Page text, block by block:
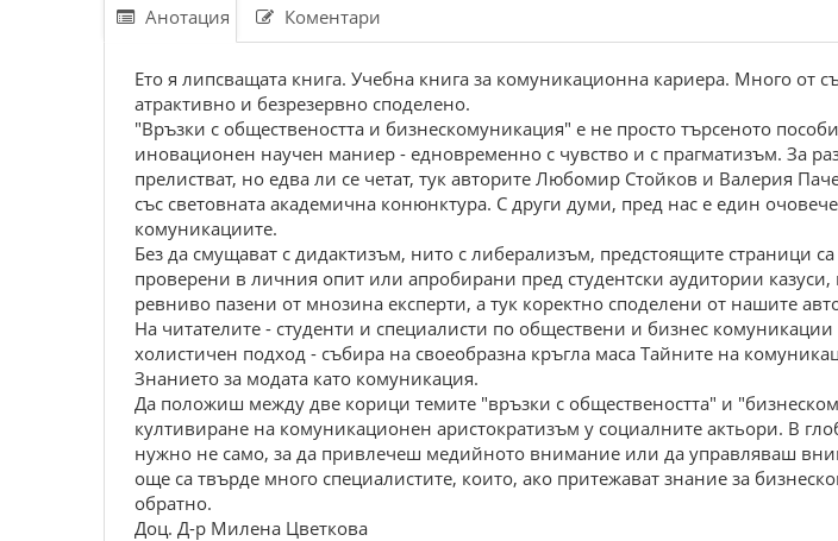
Анотация Коментари
Ето я липсващата книга. Учебна книга за комуникационна кариера. Много от
атрактивно и безрезервно споделено.
"Връзки с обществеността и бизнескомуникация" е не просто търсеното
иновационен научен маниер - едновременно с чувство и с прагматизъм. За
прелистват, но едва ли се четат, тук авторите Любомир Стойков и Валерия
със световната академична конюнктура. С други думи, пред нас е един
комуникациите.
Без да смущават с дидактизъм, нито с либерализъм, предстоящите страници
проверени в личния опит или апробирани пред студентски аудитории
ревниво пазени от мнозина експерти, а тук коректно споделени от нашите
На читателите - студенти и специалисти по обществени и бизнес
холистичен подход - събира на своеобразна кръгла маса Тайните на
Знанието за модата като комуникация.
Да положиш между две корици темите "връзки с обществеността" и
култивиране на комуникационен аристократизъм у социалните актьори. В
нужно не само, за да привлечеш медийното внимание или да управляваш
още са твърде много специалистите, които, ако притежават знание за
обратно.
Доц. Д-р Милена Цветкова